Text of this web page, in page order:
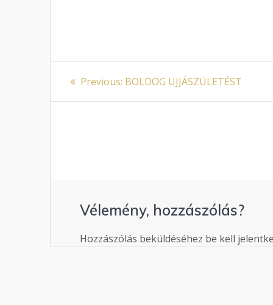
Bejegyzés
navigáció
Previous: Previous
BOLDOG UJJÁSZÜLETÉST
Vélemény, hozzászólás?
Hozzászólás beküldéséhez be kell